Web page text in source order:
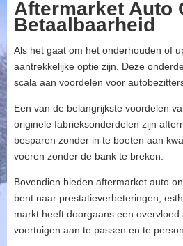
Aftermarket Auto
Betaalbaarheid
Als het gaat om het onderhouden of
aantrekkelijke optie zijn. Deze
scala aan voordelen voor
Een van de belangrijkste voordelen
originele fabrieksonderdelen zijn
besparen zonder in te boeten aan
voeren zonder de bank te breken.
Bovendien bieden aftermarket auto
bent naar prestatieverbeteringen,
markt heeft doorgaans een
voertuigen aan te passen en te